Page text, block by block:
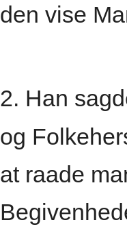
den vise
2. Han
og
at raade